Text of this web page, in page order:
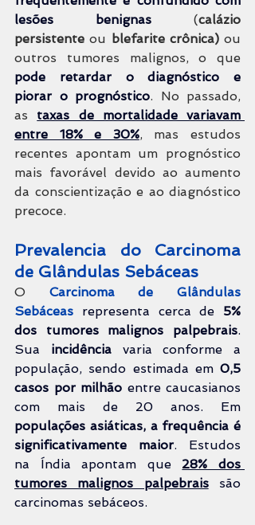
lesões benignas (calázio
persistente ou blefarite crônica) ou
pode retardar o diagnóstico e
piorar o prognóstico. No passado,
as taxas de mortalidade variavam
entre 18% e 30%, mas estudos
recentes apontam um prognóstico
mais favorável devido ao aumento
da conscientização e ao diagnóstico
precoce.
Prevalencia do Carcinoma
de Glândulas Sebáceas
O Carcinoma de Glândulas
Sebáceas representa cerca de 5%
dos tumores malignos palpebrais.
Sua incidência varia conforme a
população, sendo estimada em 0,5
casos por milhão entre caucasianos
populações asiáticas, a frequência é
significativamente maior. Estudos
na Índia apontam que 28% dos
tumores malignos palpebrais são
carcinomas sebáceos.